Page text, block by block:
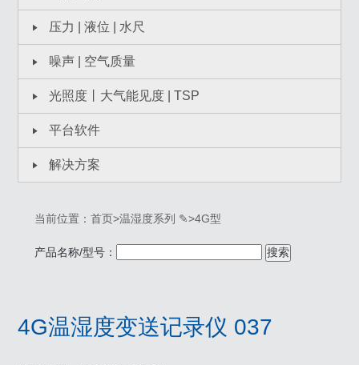
压力 | 液位 | 水尺
噪声 | 空气质量
光照度丨大气能见度 | TSP
平台软件
解决方案
当前位置： 首页>温湿度系列 ✎>4G型
产品名称/型号： 搜索
4G温湿度变送记录仪 037